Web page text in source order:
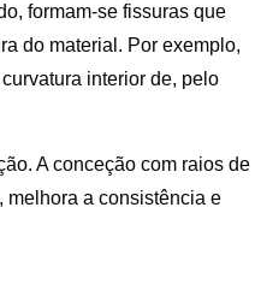
formam-se fissuras que
do material. Por exemplo,
interior de, pelo
A conceção com raios de
melhora a consistência e